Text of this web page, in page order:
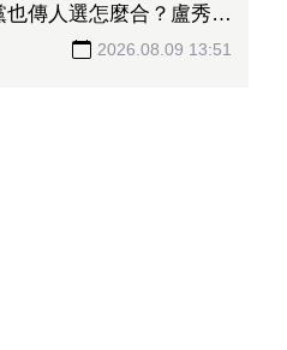
也傳人選怎麼合？盧秀
來、有商有量2026.08.09 13:51